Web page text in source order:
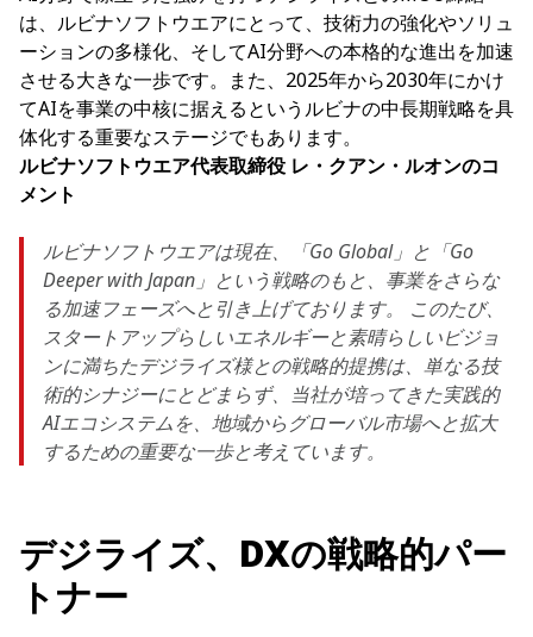
は、ルビナソフトウエアにとって、技術力の強化やソリュ
ーションの多様化、そしてAI分野への本格的な進出を加速
させる大きな一歩です。また、2025年から2030年にかけ
てAIを事業の中核に据えるというルビナの中長期戦略を具
体化する重要なステージでもあります。
ルビナソフトウエア代表取締役 レ・クアン・ルオンのコ
メント
ルビナソフトウエアは現在、「Go Global」と「Go
Deeper with Japan」という戦略のもと、事業をさらな
る加速フェーズへと引き上げております。
このたび、
スタートアップらしいエネルギーと素晴らしいビジョ
ンに満ちたデジライズ様との戦略的提携は、単なる技
術的シナジーにとどまらず、当社が培ってきた実践的
AIエコシステムを、地域からグローバル市場へと拡大
するための重要な一歩と考えています。
デジライズ、DXの戦略的パー
トナー